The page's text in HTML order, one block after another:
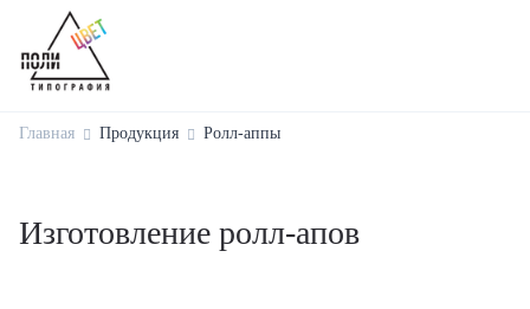
Главная Продукция Ролл-аппы
Изготовление ролл-апов